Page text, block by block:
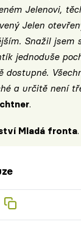
Jelenovi,
Jelen
Snažil jsem
jednoduše
dostupné.
a určitě není
.
Mladá fronta.